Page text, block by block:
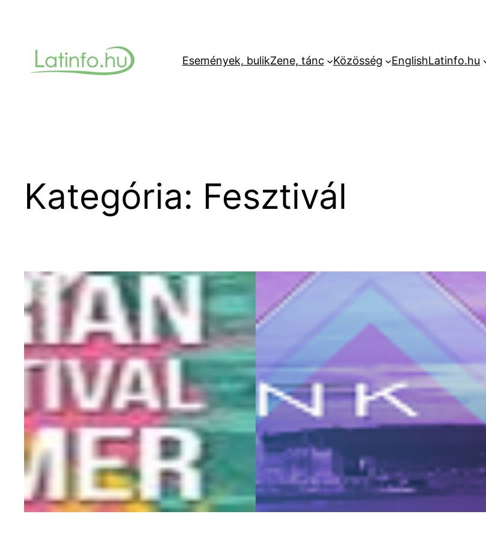
Események, bulikZene, tánc Közösség EnglishLatinfo.hu
Kategória: Fesztivál